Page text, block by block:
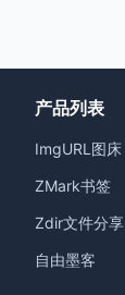
产品列表
ImgURL图床
ZMark书签
Zdir文件分享
自由墨客